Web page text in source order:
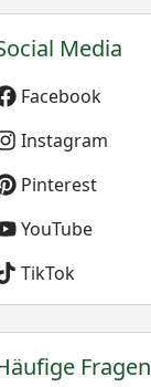
Media
Facebook
Instagram
Pinterest
YouTube
TikTok
Fragen